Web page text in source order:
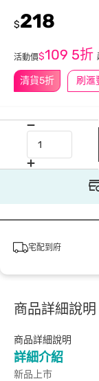
清貨5折
$218
活動價$109 5折
宅配到府
商品詳細說明
商品詳細說明
詳細介紹
新品上市